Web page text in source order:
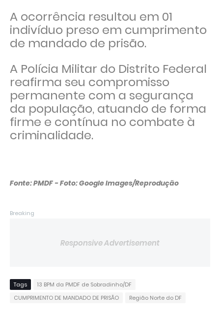
A ocorrência resultou em 01
indivíduo preso em cumprimento
de mandado de prisão.
A Polícia Militar do Distrito Federal
reafirma seu compromisso
permanente com a segurança
da população, atuando de forma
firme e contínua no combate à
criminalidade.
Fonte: PMDF - Foto: Google Images/Reprodução
Breaking
Responsive Advertisement
Tags
13 BPM da PMDF de Sobradinho/DF
CUMPRIMENTO DE MANDADO DE PRISÃO
Região Norte do DF